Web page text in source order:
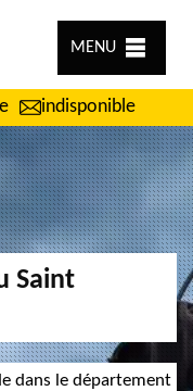
MENU
indisponible
Saint
dans le département